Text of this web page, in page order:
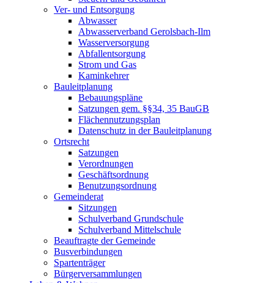
Ver- und Entsorgung
Abwasser
Abwasserverband Gerolsbach-Ilm
Wasserversorgung
Abfallentsorgung
Strom und Gas
Kaminkehrer
Bauleitplanung
Bebauungspläne
Satzungen gem. §§34, 35 BauGB
Flächennutzungsplan
Datenschutz in der Bauleitplanung
Ortsrecht
Satzungen
Verordnungen
Geschäftsordnung
Benutzungsordnung
Gemeinderat
Sitzungen
Schulverband Grundschule
Schulverband Mittelschule
Beauftragte der Gemeinde
Busverbindungen
Spartenträger
Bürgerversammlungen